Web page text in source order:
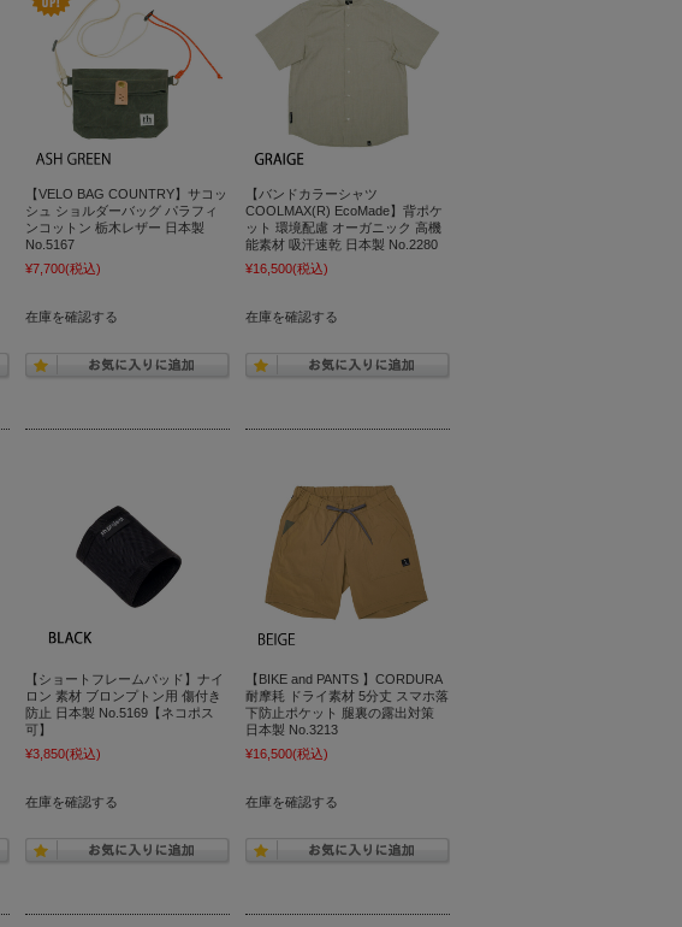
【VELO BAG COUNTRY】サコッ
シュ ショルダーバッグ パラフィ
ンコットン 栃木レザー 日本製
No.5167
¥7,700(税込)
在庫を確認する
【バンドカラーシャツ
COOLMAX(R) EcoMade】背ポケ
ット 環境配慮 オーガニック 高機
能素材 吸汗速乾 日本製 No.2280
¥16,500(税込)
在庫を確認する
【ショートフレームパッド】ナイ
ロン 素材 ブロンプトン用 傷付き
防止 日本製 No.5169【ネコポス
可】
¥3,850(税込)
在庫を確認する
【BIKE and PANTS 】CORDURA
耐摩耗 ドライ素材 5分丈 スマホ落
下防止ポケット 腿裏の露出対策
日本製 No.3213
¥16,500(税込)
在庫を確認する